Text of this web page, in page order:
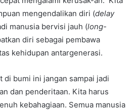
mengendalikan diri (delay
manusia bervisi jauh (long-
diri sebagai pembawa
kehidupan antargenerasi.
di bumi ini jangan sampai jadi
dan penderitaan. Kita harus
kebahagiaan. Semua manusia